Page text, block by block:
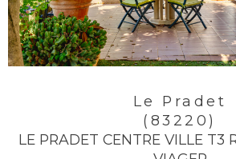
Le Pradet
(83220)
LE PRADET CENTRE VILLE T3